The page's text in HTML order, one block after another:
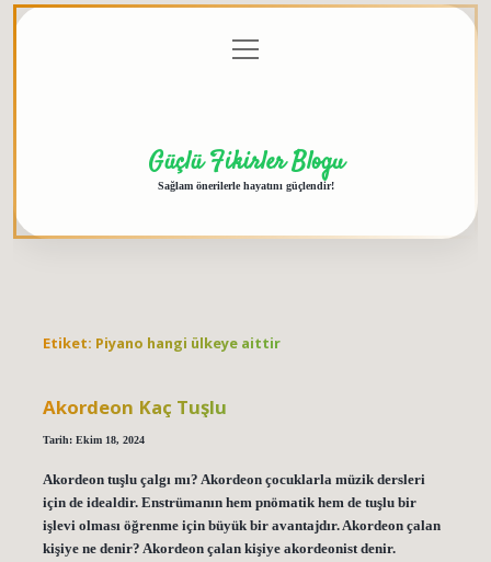
menüyü
aç
Güçlü Fikirler Blogu
Sağlam önerilerle hayatını güçlendir!
Etiket: Piyano hangi ülkeye aittir
Akordeon Kaç Tuşlu
Tarih: Ekim 18, 2024
Akordeon tuşlu çalgı mı? Akordeon çocuklarla müzik dersleri
için de idealdir. Enstrümanın hem pnömatik hem de tuşlu bir
işlevi olması öğrenme için büyük bir avantajdır. Akordeon çalan
kişiye ne denir? Akordeon çalan kişiye akordeonist denir.